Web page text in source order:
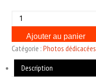
quantité
de
Photo
dédicacée
par
Ajouter au panier
Catégorie : Photos dédicacées
Description